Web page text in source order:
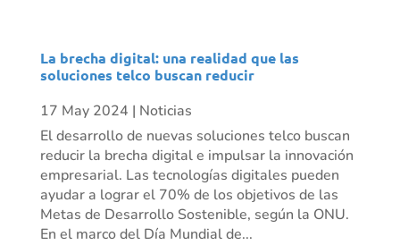
La brecha digital: una realidad que las
soluciones telco buscan reducir
17 May 2024 | Noticias
El desarrollo de nuevas soluciones telco buscan
reducir la brecha digital e impulsar la innovación
empresarial. Las tecnologías digitales pueden
ayudar a lograr el 70% de los objetivos de las
Metas de Desarrollo Sostenible, según la ONU.
En el marco del Día Mundial de...